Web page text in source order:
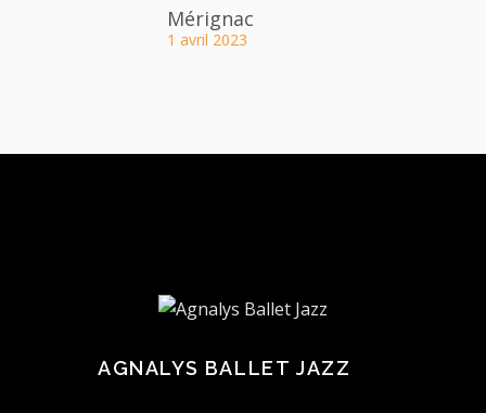
Mérignac
1 avril 2023
AGNALYS BALLET JAZZ